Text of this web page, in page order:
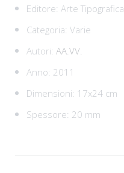
Editore: Arte Tipografica
Categoria: Varie
Autori: AA.VV.
Anno: 2011
Dimensioni: 17x24 cm
Spessore: 20 mm